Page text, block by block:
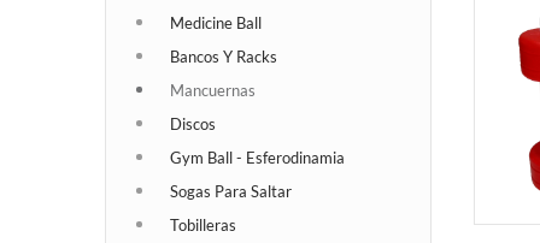
Medicine Ball
Bancos Y Racks
Mancuernas
Discos
Gym Ball - Esferodinamia
Sogas Para Saltar
Tobilleras